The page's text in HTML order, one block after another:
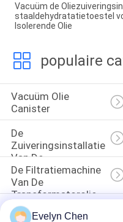
Vacuüm de
staaldehydratatietoestel
Isolerende Olie
populaire
Vacuüm Olie
Canister
De
Zuiveringsinstallatie
Van De
Transformatorolie
De Filtratiemachine
Van De
Transformatorolie
Turbine Olie Purifier
Evelyn Chen